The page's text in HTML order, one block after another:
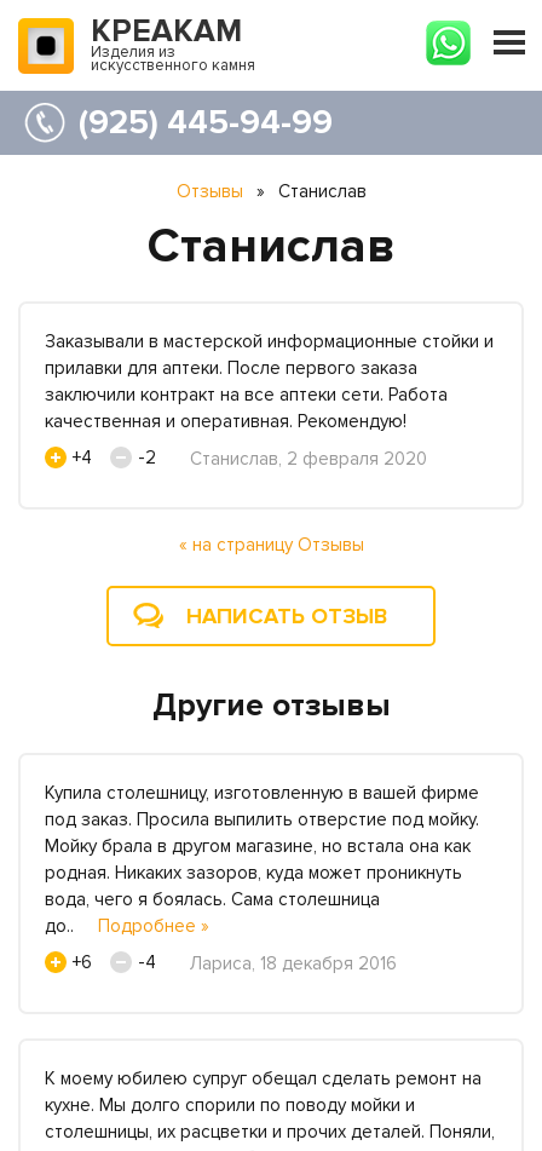
КРЕАКАМ
Изделия из
искусственного камня
(925) 445-94-99
Отзывы » Станислав
Станислав
Заказывали в мастерской информационные стойки и
прилавки для аптеки. После первого заказа
заключили контракт на все аптеки сети. Работа
качественная и оперативная. Рекомендую!
+4
-2 Станислав, 2 февраля 2020
« на страницу Отзывы
НАПИСАТЬ ОТЗЫВ
Другие отзывы
Купила столешницу, изготовленную в вашей фирме
под заказ. Просила выпилить отверстие под мойку.
Мойку брала в другом магазине, но встала она как
родная. Никаких зазоров, куда может проникнуть
вода, чего я боялась. Сама столешница
до.. Подробнее »
+6
-4 Лариса, 18 декабря 2016
К моему юбилею супруг обещал сделать ремонт на
кухне. Мы долго спорили по поводу мойки и
столешницы, их расцветки и прочих деталей. Поняли,